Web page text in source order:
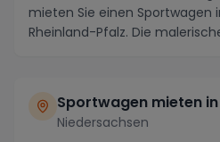
mieten Sie einen Sportwagen
Rheinland-Pfalz. Die
Sportwagen mieten
Niedersachsen